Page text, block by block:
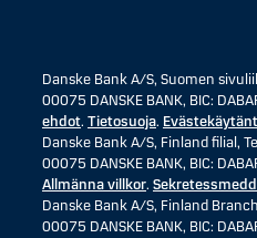
Danske Bank A/S, Suomen
00075 DANSKE BANK, BIC:
ehdot. Tietosuoja.
Danske Bank A/S, Finland filial,
00075 DANSKE BANK, BIC:
Allmänna villkor.
Danske Bank A/S, Finland
00075 DANSKE BANK, BIC: